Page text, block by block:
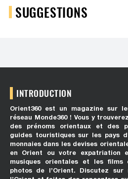
SUGGESTIONS
INTRODUCTION
Orient360 est un magazine sur
réseau Monde360 ! Vous y
des prénoms orientaux et des
guides touristiques sur les pays
monnaies dans les devises
en Orient ou votre expatriation
musiques orientales et les films
photos de l’Orient. Discutez sur